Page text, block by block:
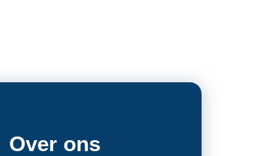
Over ons